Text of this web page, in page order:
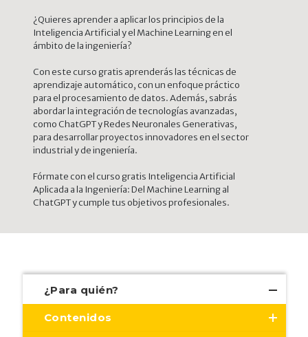
¿Quieres aprender a aplicar los principios de la
Inteligencia Artificial y el Machine Learning en el
ámbito de la ingeniería?
Con este curso gratis aprenderás las técnicas de
aprendizaje automático, con un enfoque práctico
para el procesamiento de datos. Además, sabrás
abordar la integración de tecnologías avanzadas,
como ChatGPT y Redes Neuronales Generativas,
para desarrollar proyectos innovadores en el sector
industrial y de ingeniería.
Fórmate con el curso gratis Inteligencia Artificial
Aplicada a la Ingeniería: Del Machine Learning al
ChatGPT y cumple tus objetivos profesionales.
¿Para quién?
Contenidos